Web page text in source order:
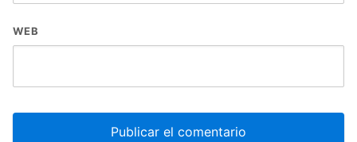
WEB